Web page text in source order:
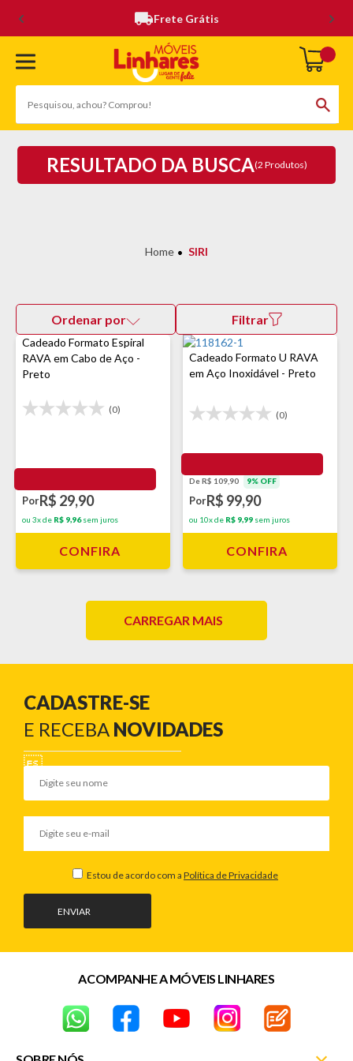
Frete Grátis
RESULTADO DA BUSCA(2 Produtos)
SIRI
Ordenar por Filtrar
Cadeado Formato Espiral
RAVA em Cabo de Aço -
Preto
(0)
PorR$ 29,90
ou 3x de R$ 9,96sem juros
CONFIRA
Cadeado Formato U RAVA
em Aço Inoxidável - Preto
(0)
De R$ 109,90 9% OFF
PorR$ 99,90
ou 10x de R$ 9,99 sem juros
CONFIRA
CARREGAR MAIS
CADASTRE-SE
E RECEBA NOVIDADES
ENVIAR
Estou de acordo com a Política de Privacidade
ACOMPANHE A MÓVEIS LINHARES